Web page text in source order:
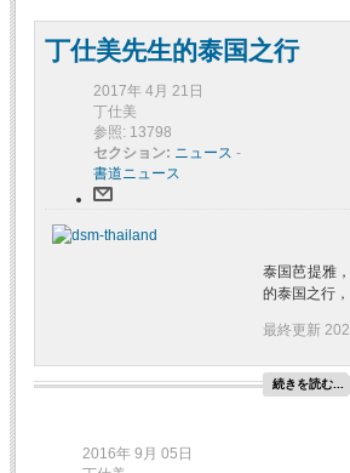
丁仕美先生的泰国之行
2017年 4月 21日
丁仕美
参照: 13798
セクション: ニュース -
書道ニュース
泰国芭提雅
的泰国之行
最終更新
続きを読む...
2016年 9月 05日